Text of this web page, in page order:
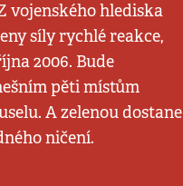
vojenského hlediska
síly rychlé reakce,
2006. Bude
pěti místům
A zelenou dostane
ničení.